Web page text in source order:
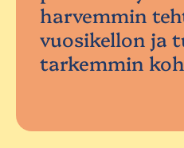
harvemmin
vuosikellon ja
tarkemmin